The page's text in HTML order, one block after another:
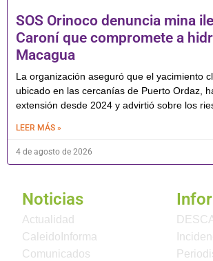
SOS Orinoco denuncia mina
Caroní que compromete a
Macagua
La organización aseguró que el yacimiento
ubicado en las cercanías de Puerto Ordaz,
extensión desde 2024 y advirtió sobre los
LEER MÁS »
4 de agosto de 2026
Noticias
Actualidad
CaleidoInforma
Comunicados